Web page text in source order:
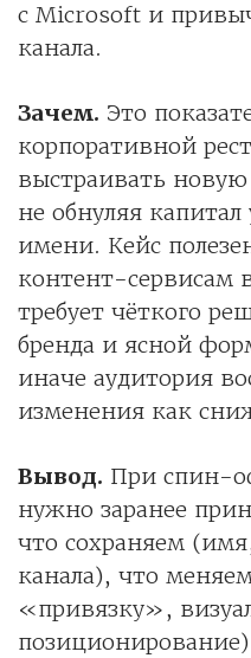
с Microsoft и
канала.
Зачем. Это
корпоративной
выстраивать
не обнуляя
имени. Кейс
контент-сервисам
требует чёткого
бренда и ясной
иначе аудитория
изменения как
Вывод. При спин-
нужно заранее
что сохраняем
канала), что
«привязку»,